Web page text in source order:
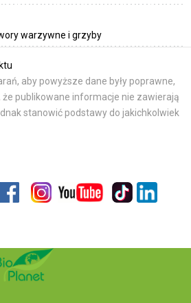
warzywne i grzyby
aby powyższe dane były poprawne,
publikowane informacje nie zawierają
stanowić podstawy do jakichkolwiek